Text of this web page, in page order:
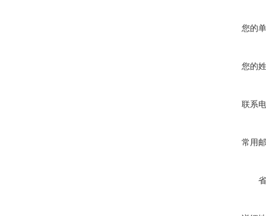
您的
您的
联系
常用